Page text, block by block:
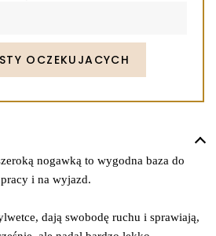
OCZEKUJACYCH
nogawką to wygodna baza do
i na wyjazd.
dają swobodę ruchu i sprawiają,